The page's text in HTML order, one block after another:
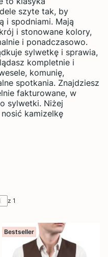
szyte tak, by
i spodniami. Mają
i stonowane kolory,
i ponadczasowo.
sylwetkę i sprawia,
kompletnie i
komunię,
spotkania. Znajdziesz
fakturowane, w
sylwetki. Niżej
kamizelkę
z 1
Bestseller